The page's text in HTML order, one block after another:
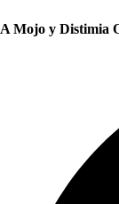
A Mojo y Distimia